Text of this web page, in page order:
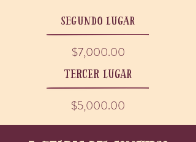
segundo lugar
$7,000.00
tercer lugar
$5,000.00